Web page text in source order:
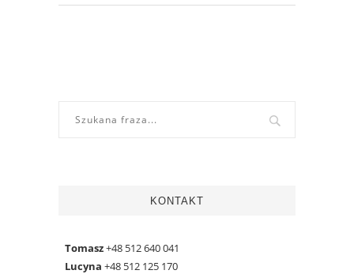
KONTAKT
Tomasz+48 512 640 041
Lucyna +48 512 125 170